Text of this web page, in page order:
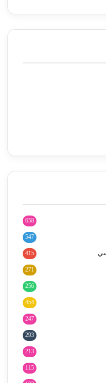
658
547
415
271
256
454
247
293
213
115